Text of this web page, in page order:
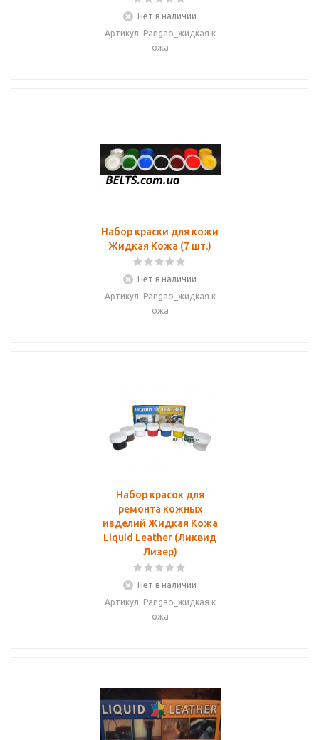
Нет в наличии
Артикул: Pangao_жидкая к
ожа
Набор краски для кожи
Жидкая Кожа (7 шт.)
Нет в наличии
Артикул: Pangao_жидкая к
ожа
Набор красок для
ремонта кожных
изделий Жидкая Кожа
Liquid Leather (Ликвид
Лизер)
Нет в наличии
Артикул: Pangao_жидкая к
ожа